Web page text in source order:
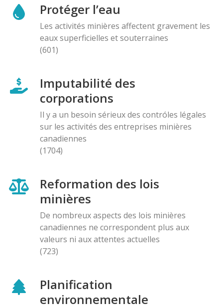
Protéger l’eau
Les activités minières affectent gravement les
eaux superficielles et souterraines
(601)
Imputabilité des
corporations
Il y a un besoin sérieux des contróles légales
sur les activités des entreprises minières
canadiennes
(1704)
Reformation des lois
minières
De nombreux aspects des lois minières
canadiennes ne correspondent plus aux
valeurs ni aux attentes actuelles
(723)
Planification
environnementale